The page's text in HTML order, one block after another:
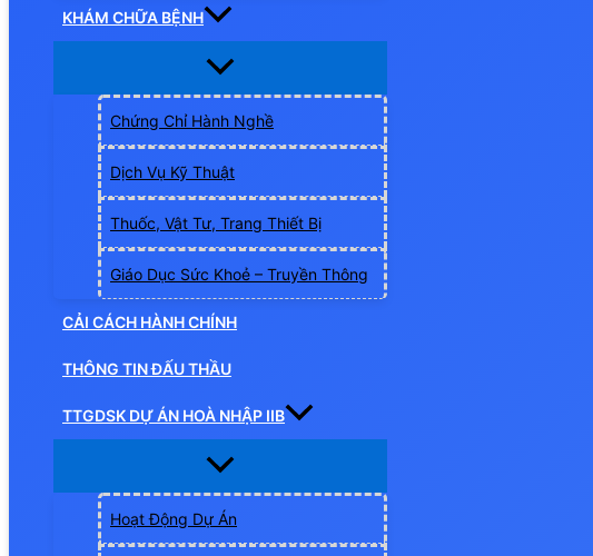
KHÁM CHỮA BỆNH
Chứng Chỉ Hành Nghề
Dịch Vụ Kỹ Thuật
Thuốc, Vật Tư, Trang Thiết Bị
Giáo Dục Sức Khoẻ – Truyền Thông
CẢI CÁCH HÀNH CHÍNH
THÔNG TIN ĐẤU THẦU
TTGDSK DỰ ÁN HOÀ NHẬP IIB
Hoạt Động Dự Án